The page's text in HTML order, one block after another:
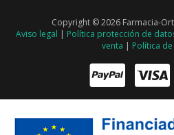
Copyright © 2026 Farmacia-
Aviso legal | Política protección de
venta | Política